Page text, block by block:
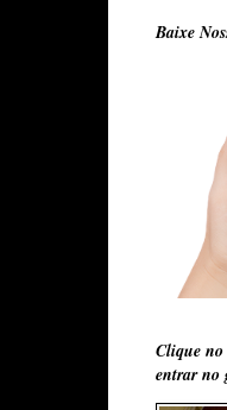
Baixe
Clique
entrar no